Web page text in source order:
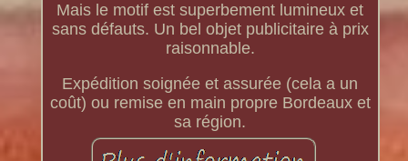
Mais le motif est superbement lumineux et
sans défauts. Un bel objet publicitaire à prix
raisonnable.
Expédition soignée et assurée (cela a un
coût) ou remise en main propre Bordeaux et
sa région.